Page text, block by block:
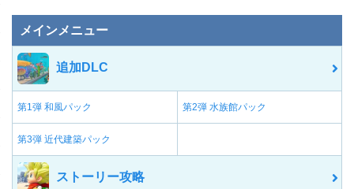
メインメニュー
追加DLC
第1弾 和風パック 第2弾 水族館パック
第3弾 近代建築パック
ストーリー攻略